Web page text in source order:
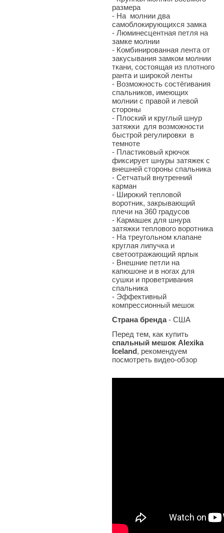
размера
- На молнии два
самоблокирующихся замка
- Люминесцентная петля на
замке молнии
- Комбинированная лента от
закусывания замком молнии
ткани, состоящая из плотного
ранта и широкой ленты
- Возможность состёгивания
спальников, имеющих
молнии с правой и левой
стороны
- Плоский и круглый шнур
затяжки для возможности
быстрой регулировки в
темноте
- Пластиковый крючок
фиксирует шнуры затяжек с
внешней стороны спальника
- Сетчатый внутренний
карман
- Широкий тепловой
воротник, закрывающий
плечи на 360 градусов
- Кармашек для шнура
затяжки теплового воротника
- На треугольном клапане
круглая липучка и
светоотражающий ярлык
- Внешние петли на
капюшоне и в ногах для
сушки и проветривания
спальника
- Эффективный
компрессионный мешок
Страна бренда- США
Перед тем, как купить
спальный мешок Alexika
Iceland, рекомендуем
посмотреть видео-обзор